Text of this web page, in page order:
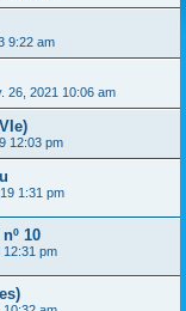
9:22 am
26, 2021 10:06 am
12:03 pm
1:31 pm
10
12:31 pm